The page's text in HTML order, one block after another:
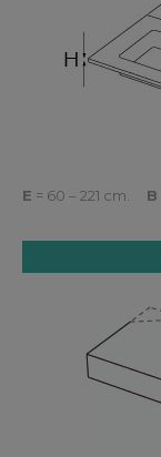
E = 60 – 221 cm. B